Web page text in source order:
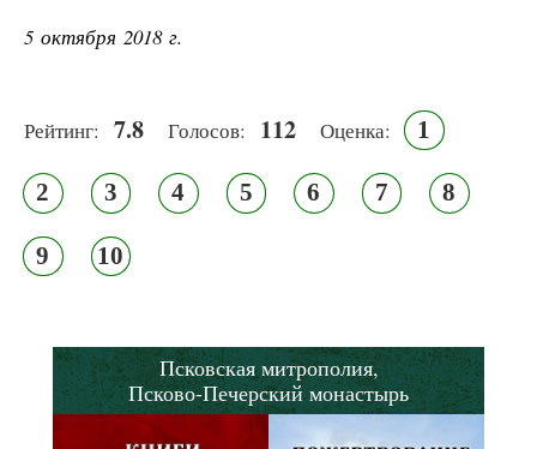
5 октября 2018 г.
Рейтинг: 7.8 Голосов: 112 Оценка: 1
2 3 4 5 6 7 8
9 10
Псковская митрополия,
Псково-Печерский монастырь